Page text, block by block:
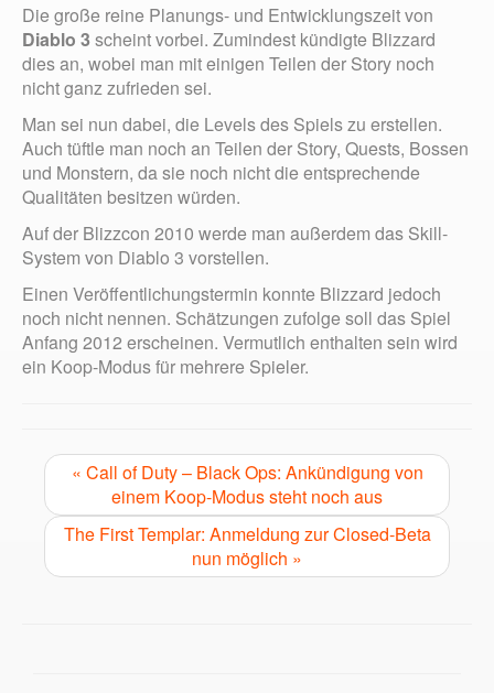
Die große reine Planungs- und Entwicklungszeit von
Diablo 3scheint vorbei. Zumindest kündigte Blizzard
dies an, wobei man mit einigen Teilen der Story noch
nicht ganz zufrieden sei.
Man sei nun dabei, die Levels des Spiels zu erstellen.
Auch tüftle man noch an Teilen der Story, Quests, Bossen
und Monstern, da sie noch nicht die entsprechende
Qualitäten besitzen würden.
Auf der Blizzcon 2010 werde man außerdem das Skill-
System von Diablo 3 vorstellen.
Einen Veröffentlichungstermin konnte Blizzard jedoch
noch nicht nennen. Schätzungen zufolge soll das Spiel
Anfang 2012 erscheinen. Vermutlich enthalten sein wird
ein Koop-Modus für mehrere Spieler.
« Call of Duty – Black Ops: Ankündigung von
einem Koop-Modus steht noch aus
The First Templar: Anmeldung zur Closed-Beta
nun möglich »